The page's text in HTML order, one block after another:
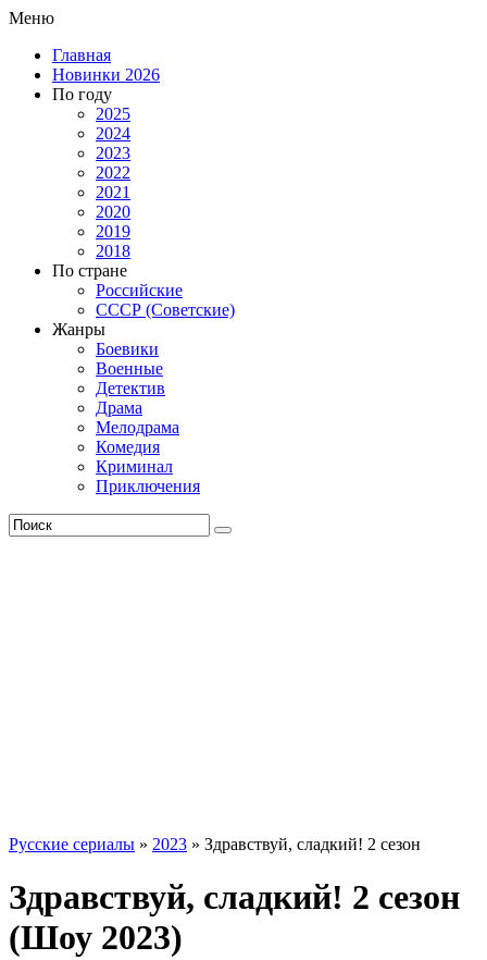
Меню
Главная
Новинки 2026
По году
2025
2024
2023
2022
2021
2020
2019
2018
По стране
Российские
СССР (Советские)
Жанры
Боевики
Военные
Детектив
Драма
Мелодрама
Комедия
Криминал
Приключения
Русские сериалы » 2023 » Здравствуй, сладкий! 2 сезон
Здравствуй, сладкий! 2 сезон
(Шоу 2023)